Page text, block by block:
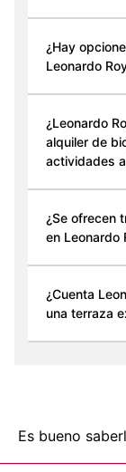
¿Hay
Leonardo
¿Leonardo
alquiler de
actividades
¿Se ofrecen
en Leonardo
¿Cuenta
una terraza
Es bueno